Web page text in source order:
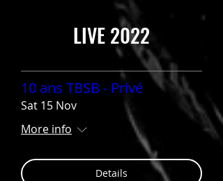
LIVE 2022
10 ans TBSB - Privé
Sat 15 Nov
More info
Details